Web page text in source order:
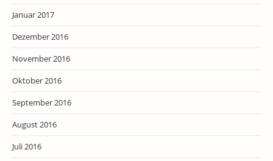
Januar 2017
Dezember 2016
November 2016
Oktober 2016
September 2016
August 2016
Juli 2016